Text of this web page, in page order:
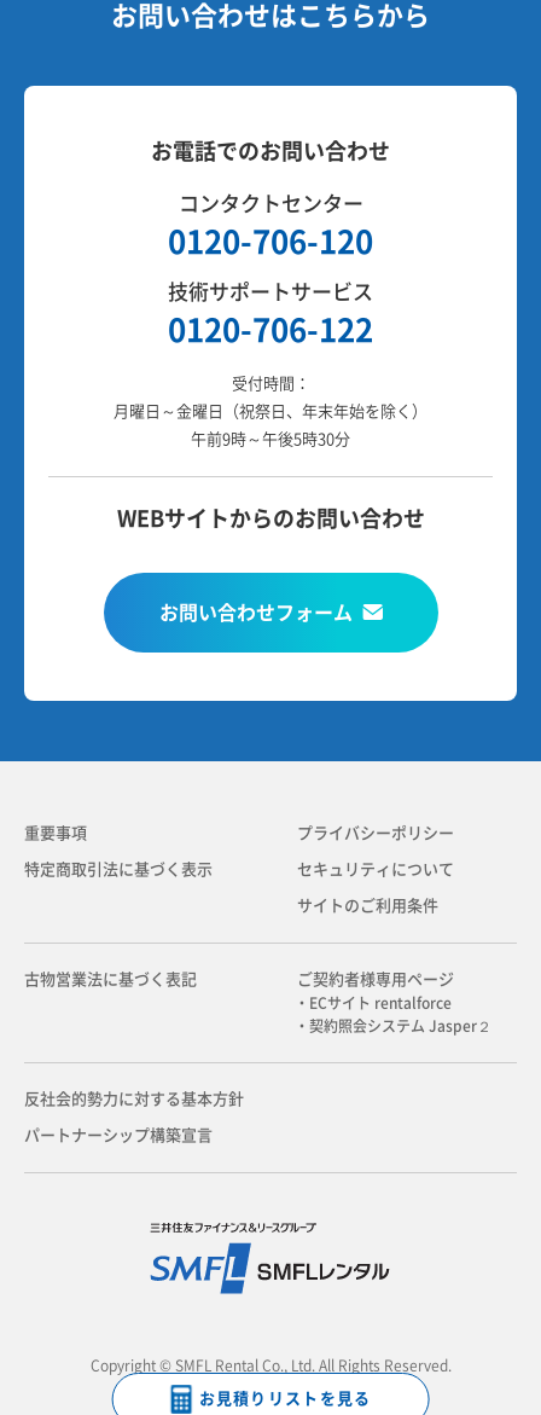
お見積りリストを見る
お問い合わせはこちらから
お電話でのお問い合わせ
コンタクトセンター
0120-706-120
技術サポートサービス
0120-706-122
受付時間：
月曜日～金曜日（祝祭日、年末年始を除く）
午前9時～午後5時30分
WEBサイトからのお問い合わせ
お問い合わせフォーム
重要事項
特定商取引法に基づく表示
プライバシーポリシー
セキュリティについて
サイトのご利用条件
古物営業法に基づく表記 ご契約者様専用ページ
・ECサイト rentalforce
・契約照会システム Jasper２
反社会的勢力に対する基本方針
パートナーシップ構築宣言
Copyright © SMFL Rental Co., Ltd. All Rights Reserved.